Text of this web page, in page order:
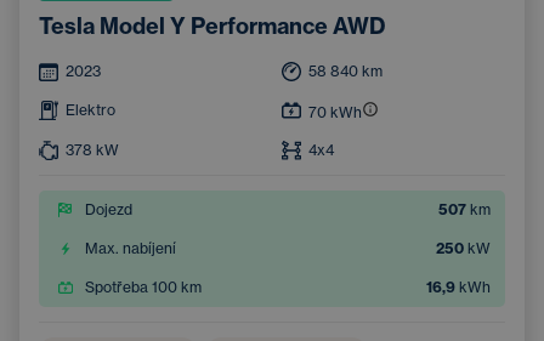
Tesla Model Y Performance AWD
2023 58 840 km
Elektro 70 kWh
378 kW 4x4
Dojezd 507 km
Max. nabíjení 250 kW
Spotřeba 100 km 16,9 kWh